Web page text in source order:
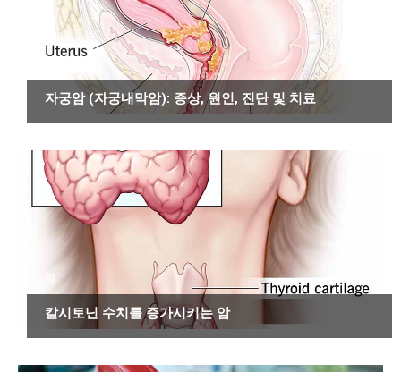
자궁암 (자궁내막암): 증상, 원인, 진단 및 치료
칼시토닌 수치를 증가시키는 암